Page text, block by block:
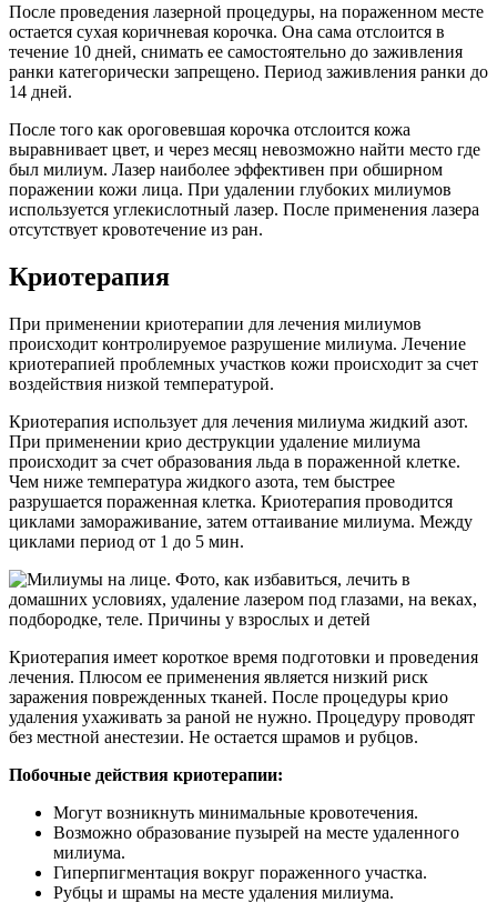
После проведения лазерной процедуры, на пораженном месте
остается сухая коричневая корочка. Она сама отслоится в
течение 10 дней, снимать ее самостоятельно до заживления
ранки категорически запрещено. Период заживления ранки до
14 дней.
После того как ороговевшая корочка отслоится кожа
выравнивает цвет, и через месяц невозможно найти место где
был милиум. Лазер наиболее эффективен при обширном
поражении кожи лица. При удалении глубоких милиумов
используется углекислотный лазер. После применения лазера
отсутствует кровотечение из ран.
Криотерапия
При применении криотерапии для лечения милиумов
происходит контролируемое разрушение милиума. Лечение
криотерапией проблемных участков кожи происходит за счет
воздействия низкой температурой.
Криотерапия использует для лечения милиума жидкий азот.
При применении крио деструкции удаление милиума
происходит за счет образования льда в пораженной клетке.
Чем ниже температура жидкого азота, тем быстрее
разрушается пораженная клетка. Криотерапия проводится
циклами замораживание, затем оттаивание милиума. Между
циклами период от 1 до 5 мин.
Криотерапия имеет короткое время подготовки и проведения
лечения. Плюсом ее применения является низкий риск
заражения поврежденных тканей. После процедуры крио
удаления ухаживать за раной не нужно. Процедуру проводят
без местной анестезии. Не остается шрамов и рубцов.
Побочные действия криотерапии:
Могут возникнуть минимальные кровотечения.
Возможно образование пузырей на месте удаленного
милиума.
Гиперпигментация вокруг пораженного участка.
Рубцы и шрамы на месте удаления милиума.